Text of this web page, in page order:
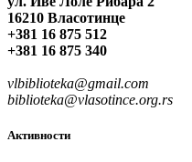
16210 Власотинце
+381 16 875 512
+381 16 875 340
vlbiblioteka@gmail.com
biblioteka@vlasotince.org.rs
Активности